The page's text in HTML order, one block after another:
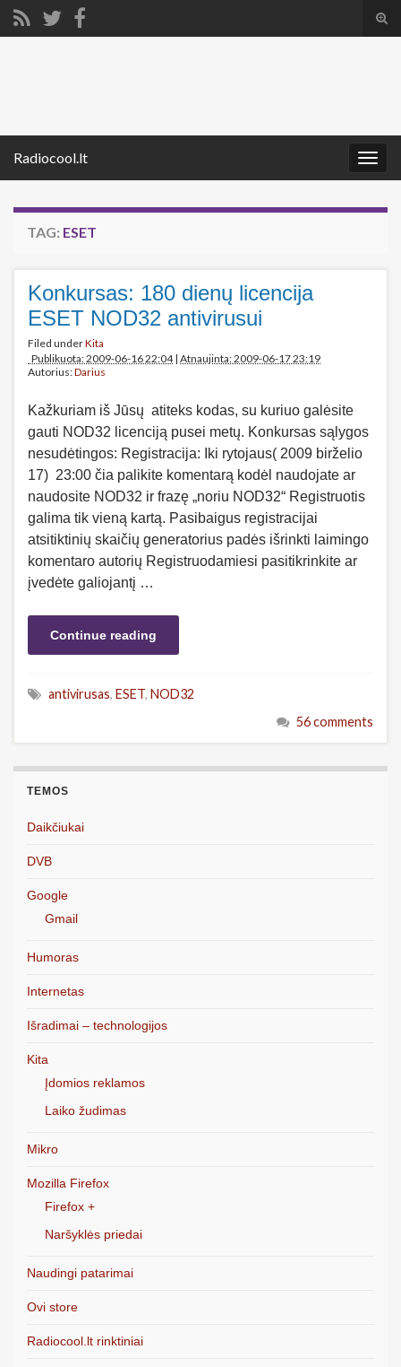
Radiocool.lt
TAG: ESET
Konkursas: 180 dienų licencija
ESET NOD32 antivirusui
Filed underKita
Publikuota: 2009-06-16 22:04| Atnaujinta: 2009-06-17 23:19
Autorius:Darius
Kažkuriam iš Jūsų atiteks kodas, su kuriuo galėsite
gauti NOD32 licenciją pusei metų. Konkursas sąlygos
nesudėtingos: Registracija: Iki rytojaus( 2009 birželio
17) 23:00 čia palikite komentarą kodėl naudojate ar
naudosite NOD32 ir frazę „noriu NOD32“ Registruotis
galima tik vieną kartą. Pasibaigus registracijai
atsitiktinių skaičių generatorius padės išrinkti laimingo
komentaro autorių Registruodamiesi pasitikrinkite ar
įvedėte galiojantį …
Continue reading
antivirusas, ESET, NOD32
56 comments
TEMOS
Daikčiukai
DVB
Google
Gmail
Humoras
Internetas
Išradimai – technologijos
Kita
Įdomios reklamos
Laiko žudimas
Mikro
Mozilla Firefox
Firefox +
Naršyklės priedai
Naudingi patarimai
Ovi store
Radiocool.lt rinktiniai